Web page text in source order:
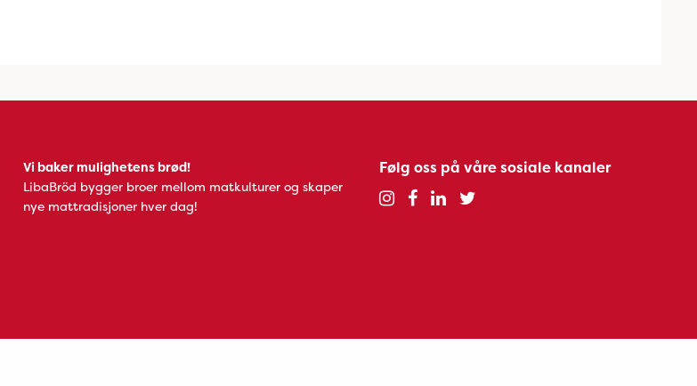
Vi baker mulighetens brød!
LibaBröd bygger broer mellom matkulturer og skaper
nye mattradisjoner hver dag!
Følg oss på våre sosiale kanaler